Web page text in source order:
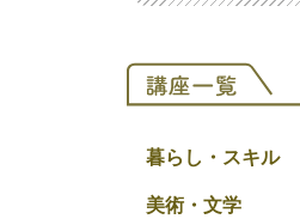
暮らし・スキル
美術・文学